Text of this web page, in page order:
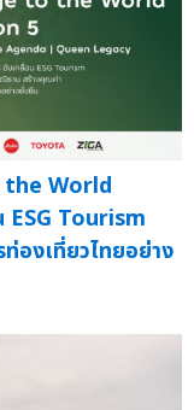
the World
Tourism
องเที่ยวไทยอย่าง